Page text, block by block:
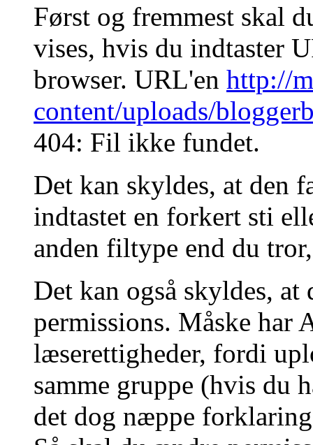
Først og fremmest skal
vises, hvis du indtaster
browser. URL'en http://
content/uploads/
404: Fil ikke fundet.
Det kan skyldes, at den
indtastet en forkert sti
anden filtype end du
Det kan også skyldes, at
permissions. Måske har
læserettigheder, fordi
samme gruppe (hvis du
det dog næppe